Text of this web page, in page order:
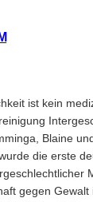
ist kein
Blaine
die erste
gegen